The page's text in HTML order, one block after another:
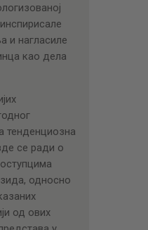
и нагласиле
као дела
тенденциозна
се ради о
односно
од ових